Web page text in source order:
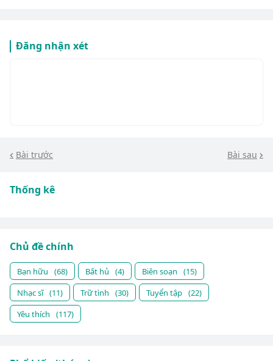
Đăng nhận xét
Bài trước Bài sau
Thống kê
Chủ đề chính
Bạn hữu (68) Bất hủ (4) Biên soạn
(15)
Nhạc sĩ (11) Trữ tình (30) Tuyển tập (22)
Yêu thích
(117)